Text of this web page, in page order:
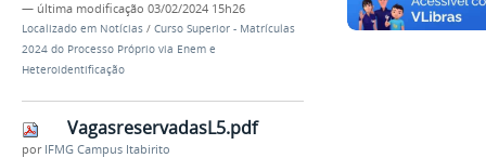
— última modificação 03/02/2024 15h26
Localizado em Notícias / Curso Superior - Matrículas
2024 do Processo Próprio via Enem e
Heteroidentificação
VagasreservadasL5.pdf
por IFMG Campus Itabirito